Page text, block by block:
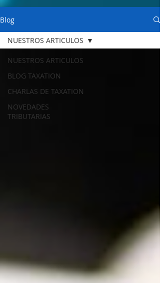
Blog
NUESTROS ARTICULOS
BLOG TAXATION
CHARLAS DE TAXATION
NOVEDADES
TRIBUTARIAS
NUESTROS ARTICULOS